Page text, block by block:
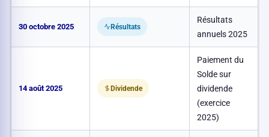
30 octobre 2025 Résultats
Résultats
annuels 2025
14 août 2025 Dividende
Paiement du
Solde sur
dividende
(exercice
2025)